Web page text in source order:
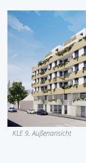
KLE 9, Außenansicht